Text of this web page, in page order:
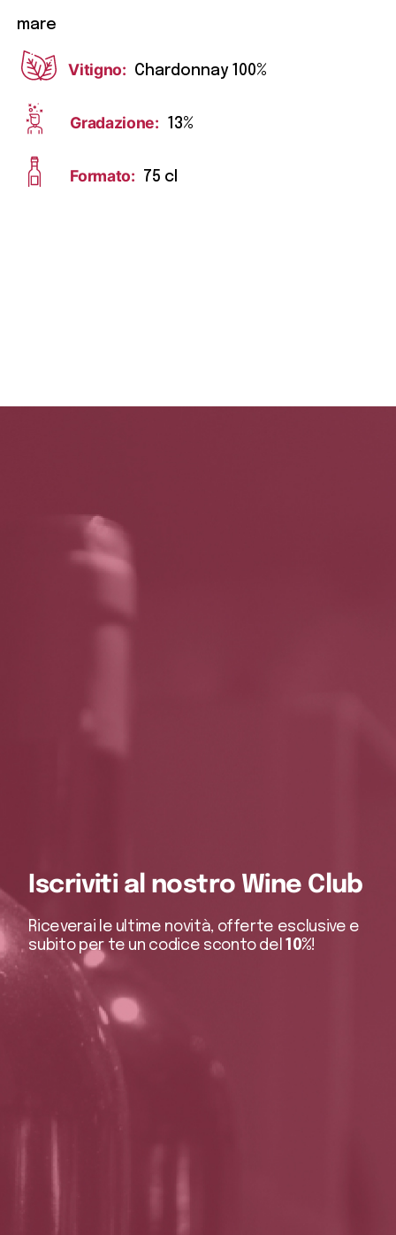
mare
Vitigno: Chardonnay 100%
Gradazione: 13%
Formato: 75 cl
Iscriviti al nostro Wine Club
Riceverai le ultime novità, offerte esclusive e
subito per te un codice sconto del10%!